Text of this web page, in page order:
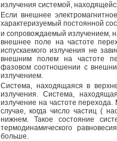
излучения системой,
Если внешнее
характеризуемый постоянной
и сопровождаемый излучением,
внешнее поле на частоте
испускаемого излучения не
внешним полем на частоте
фазовом соотношении с
излучением.
Система, находящаяся в
излучения. Система,
излучение на частоте
случае, когда число частиц (
нижнем. Такое состояние
термодинамического
больше.